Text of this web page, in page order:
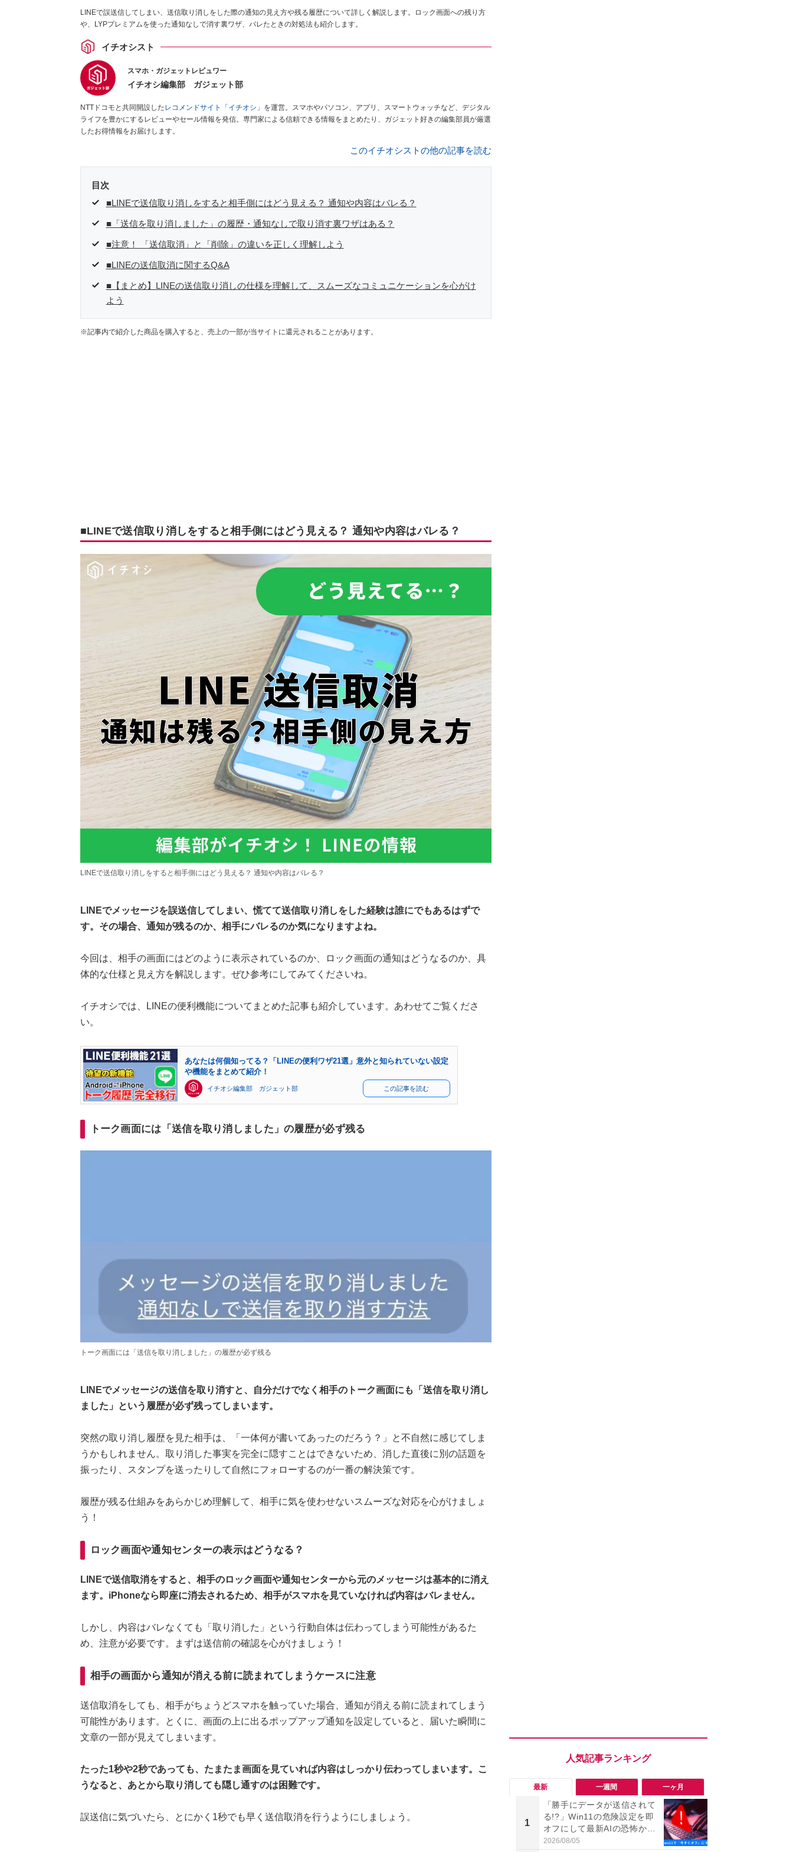
LINEで誤送信してしまい、送信取り消しをした際の通知の見え方や残る履歴について詳しく解説します。ロック画面への残り方
や、LYPプレミアムを使った通知なしで消す裏ワザ、バレたときの対処法も紹介します。
イチオシスト
スマホ・ガジェットレビュワー
イチオシ編集部 ガジェット部
NTTドコモと共同開設したレコメンドサイト「イチオシ」 を運営。スマホやパソコン、アプリ、スマートウォッチなど、デジタル
ライフを豊かにするレビューやセール情報を発信。専門家による信頼できる情報をまとめたり、ガジェット好きの編集部員が厳選
したお得情報をお届けします。
このイチオシストの他の記事を読む
目次
■LINEで送信取り消しをすると相手側にはどう見える？ 通知や内容はバレる？
■「送信を取り消しました」の履歴・通知なしで取り消す裏ワザはある？
■注意！ 「送信取消」と「削除」の違いを正しく理解しよう
■LINEの送信取消に関するQ&A
■【まとめ】LINEの送信取り消しの仕様を理解して、スムーズなコミュニケーションを心がけ
よう
※記事内で紹介した商品を購入すると、売上の一部が当サイトに還元されることがあります。
■LINEで送信取り消しをすると相手側にはどう見える？ 通知や内容はバレる？
LINEで送信取り消しをすると相手側にはどう見える？ 通知や内容はバレる？
LINEでメッセージを誤送信してしまい、慌てて送信取り消しをした経験は誰にでもあるはずで
す。その場合、通知が残るのか、相手にバレるのか気になりますよね。
今回は、相手の画面にはどのように表示されているのか、ロック画面の通知はどうなるのか、具
体的な仕様と見え方を解説します。ぜひ参考にしてみてくださいね。
イチオシでは、LINEの便利機能についてまとめた記事も紹介しています。あわせてご覧くださ
い。
あなたは何個知ってる？「LINEの便利ワザ21選」意外と知られていない設定
や機能をまとめて紹介！
イチオシ編集部 ガジェット部 この記事を読む
トーク画面には「送信を取り消しました」の履歴が必ず残る
トーク画面には「送信を取り消しました」の履歴が必ず残る
LINEでメッセージの送信を取り消すと、自分だけでなく相手のトーク画面にも「送信を取り消し
ました」という履歴が必ず残ってしまいます。
突然の取り消し履歴を見た相手は、「一体何が書いてあったのだろう？」と不自然に感じてしま
うかもしれません。取り消した事実を完全に隠すことはできないため、消した直後に別の話題を
振ったり、スタンプを送ったりして自然にフォローするのが一番の解決策です。
履歴が残る仕組みをあらかじめ理解して、相手に気を使わせないスムーズな対応を心がけましょ
う！
ロック画面や通知センターの表示はどうなる？
LINEで送信取消をすると、相手のロック画面や通知センターから元のメッセージは基本的に消え
ます。iPhoneなら即座に消去されるため、相手がスマホを見ていなければ内容はバレません。
しかし、内容はバレなくても「取り消した」という行動自体は伝わってしまう可能性があるた
め、注意が必要です。まずは送信前の確認を心がけましょう！
相手の画面から通知が消える前に読まれてしまうケースに注意
送信取消をしても、相手がちょうどスマホを触っていた場合、通知が消える前に読まれてしまう
可能性があります。とくに、画面の上に出るポップアップ通知を設定していると、届いた瞬間に
文章の一部が見えてしまいます。
たった1秒や2秒であっても、たまたま画面を見ていれば内容はしっかり伝わってしまいます。こ
うなると、あとから取り消しても隠し通すのは困難です。
誤送信に気づいたら、とにかく1秒でも早く送信取消を行うようにしましょう。
最新 一週間 一ヶ月
1
「勝手にデータが送信されて
る!?」Win11の危険設定を即
オフにして最新AIの恐怖から
身を守る技
2026/08/05